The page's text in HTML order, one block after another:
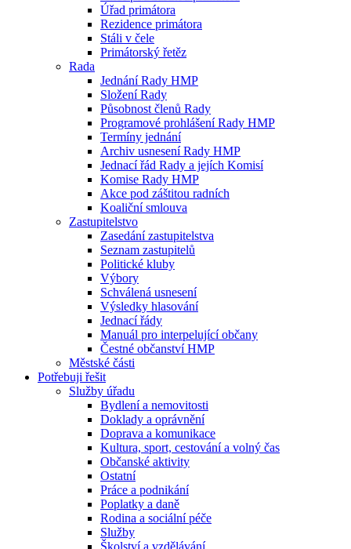
Úřad primátora
Rezidence primátora
Stáli v čele
Primátorský řetěz
Rada
Jednání Rady HMP
Složení Rady
Působnost členů Rady
Programové prohlášení Rady HMP
Termíny jednání
Archiv usnesení Rady HMP
Jednací řád Rady a jejích Komisí
Komise Rady HMP
Akce pod záštitou radních
Koaliční smlouva
Zastupitelstvo
Zasedání zastupitelstva
Seznam zastupitelů
Politické kluby
Výbory
Schválená usnesení
Výsledky hlasování
Jednací řády
Manuál pro interpelující občany
Čestné občanství HMP
Městské části
Potřebuji řešit
Služby úřadu
Bydlení a nemovitosti
Doklady a oprávnění
Doprava a komunikace
Kultura, sport, cestování a volný čas
Občanské aktivity
Ostatní
Práce a podnikání
Poplatky a daně
Rodina a sociální péče
Služby
Školství a vzdělávání